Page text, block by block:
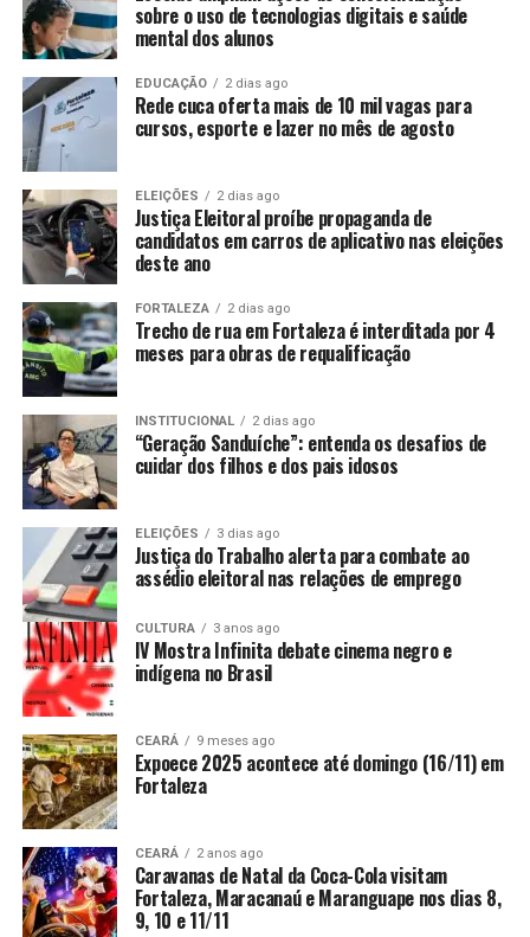
sobre o uso de tecnologias digitais e saúde
mental dos alunos
EDUCAÇÃO 2 dias ago
Rede cuca oferta mais de 10 mil vagas para
cursos, esporte e lazer no mês de agosto
ELEIÇÕES 2 dias ago
Justiça Eleitoral proíbe propaganda de
candidatos em carros de aplicativo nas eleições
deste ano
FORTALEZA 2 dias ago
Trecho de rua em Fortaleza é interditada por 4
meses para obras de requalificação
INSTITUCIONAL 2 dias ago
“Geração Sanduíche”: entenda os desafios de
cuidar dos filhos e dos pais idosos
ELEIÇÕES 3 dias ago
Justiça do Trabalho alerta para combate ao
assédio eleitoral nas relações de emprego
CULTURA 3 anos ago
IV Mostra Infinita debate cinema negro e
indígena no Brasil
CEARÁ 9 meses ago
Expoece 2025 acontece até domingo (16/11) em
Fortaleza
CEARÁ 2 anos ago
Caravanas de Natal da Coca-Cola visitam
Fortaleza, Maracanaú e Maranguape nos dias 8,
9, 10 e 11/11